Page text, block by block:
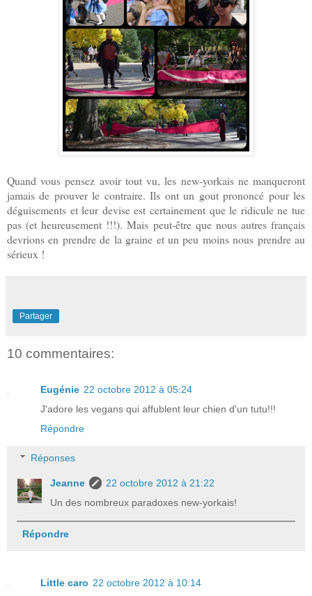
Quand vous pensez avoir tout vu, les new-yorkais ne manqueront
jamais de prouver le contraire. Ils ont un gout prononcé pour les
déguisements et leur devise est certainement que le ridicule ne tue
pas (et heureusement !!!). Mais peut-être que nous autres français
devrions en prendre de la graine et un peu moins nous prendre au
sérieux !
Partager
10 commentaires:
Eugénie 22 octobre 2012 à 05:24
J'adore les vegans qui affublent leur chien d'un tutu!!!
Répondre
Réponses
Jeanne
22 octobre 2012 à 21:22
Un des nombreux paradoxes new-yorkais!
Répondre
Little caro 22 octobre 2012 à 10:14